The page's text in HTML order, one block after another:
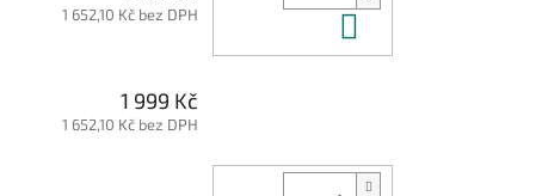
1 652,10 Kč bez DPH
1 999 Kč
1 652,10 Kč bez DPH